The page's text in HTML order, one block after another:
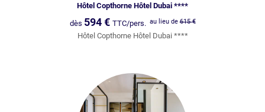
Hôtel Copthorne Hôtel Dubai ****
dès 594€ TTC/pers. au lieu de615€
Hôtel Copthorne Hôtel Dubai ****